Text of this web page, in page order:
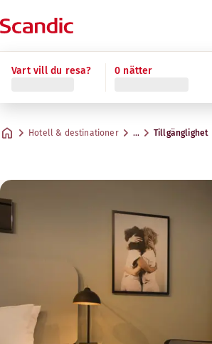
Vart vill du resa? 0 nätter
Hotell & destinationer … Tillgänglighet